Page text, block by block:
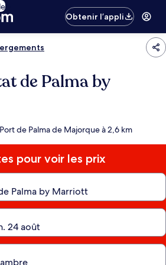
Obtenir l’appli
de Palma by
de Palma de Majorque à 2,6 km
pour voir les prix